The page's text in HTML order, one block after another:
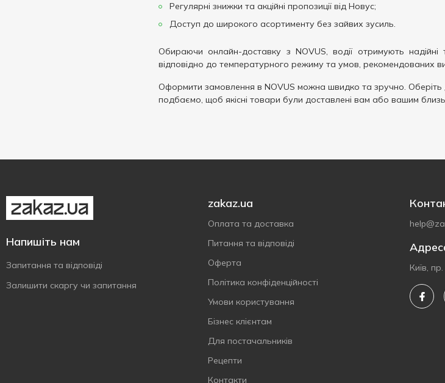
Регулярні знижки та акційні пропозиції від Новус;
Доступ до широкого асортименту без зайвих зусиль.
Обираючи онлайн-доставку з NOVUS, водії отримують
відповідно до температурного режиму та умов, рекомендованих
Оформити замовлення в NOVUS можна швидко та зручно.
подбаємо, щоб якісні товари були доставлені вам або вашим
Напишіть нам
Запитання та відповіді
Залишити скаргу чи запитання
zakaz.ua
Оплата та доставка
Питання та відповіді
Оферта
Політика конфіденційності
Умови користування
Бізнес клієнтам
Для постачальників
Рецепти
Контакти
Київ,